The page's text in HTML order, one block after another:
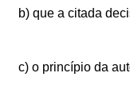
b) que a citada
c) o princípio da